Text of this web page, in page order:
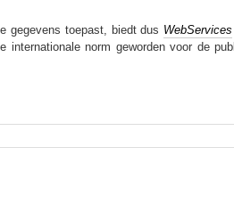
gegevens toepast, biedt dus WebServices
internationale norm geworden voor de